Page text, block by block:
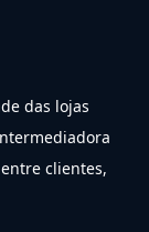
das lojas
clientes,